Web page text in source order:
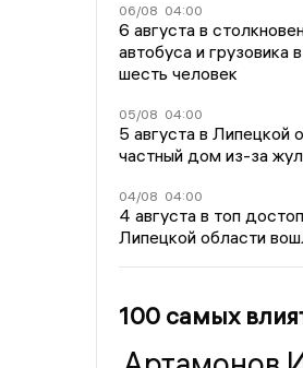
06/08 04:00
6 августа в
автобуса и грузовика
шесть человек
05/08 04:00
5 августа в Липецкой
частный дом из-за
04/08 04:00
4 августа в топ
Липецкой области
100 самых